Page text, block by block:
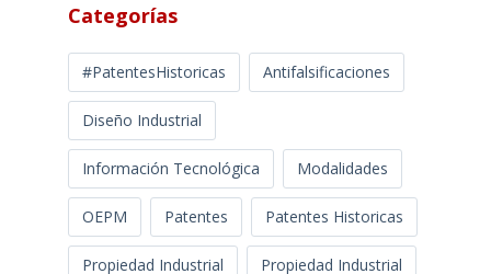
Categorías
#PatentesHistoricas Antifalsificaciones
Diseño Industrial
Información Tecnológica Modalidades
OEPM Patentes Patentes Historicas
Propiedad Industrial Propiedad Industrial